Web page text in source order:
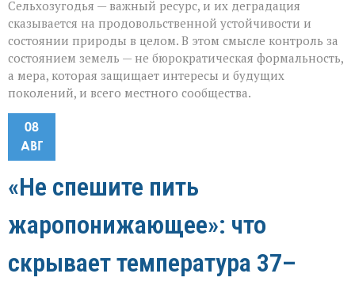
Сельхозугодья — важный ресурс, и их деградация
сказывается на продовольственной устойчивости и
состоянии природы в целом. В этом смысле контроль за
состоянием земель — не бюрократическая формальность,
а мера, которая защищает интересы и будущих
поколений, и всего местного сообщества.
08
АВГ
«Не спешите пить
жаропонижающее»: что
скрывает температура 37–